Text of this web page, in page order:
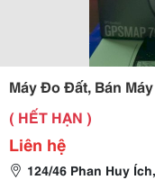
Máy Đo Đất, Bán
( HẾT HẠN )
Liên hệ
124/46 Phan Huy